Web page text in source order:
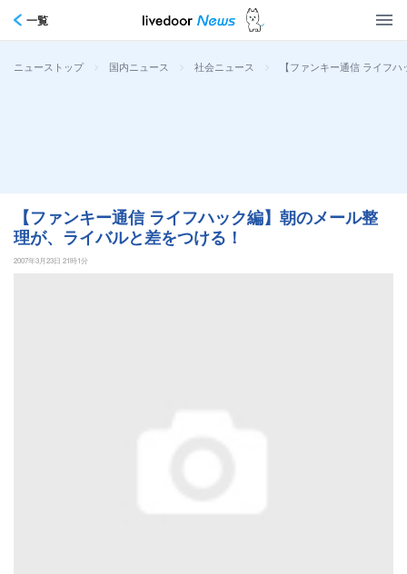
一覧
ニューストップ > 国内ニュース > 社会ニュース > 【ファンキー通信 ライフ
【ファンキー通信 ライフハック編】朝のメール整
理が、ライバルと差をつける！
2007年3月23日 21時1分